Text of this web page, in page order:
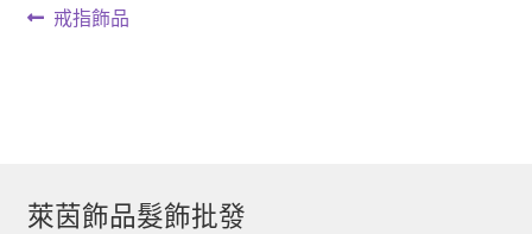
文上
戒指飾品
萊茵飾品髮飾批發